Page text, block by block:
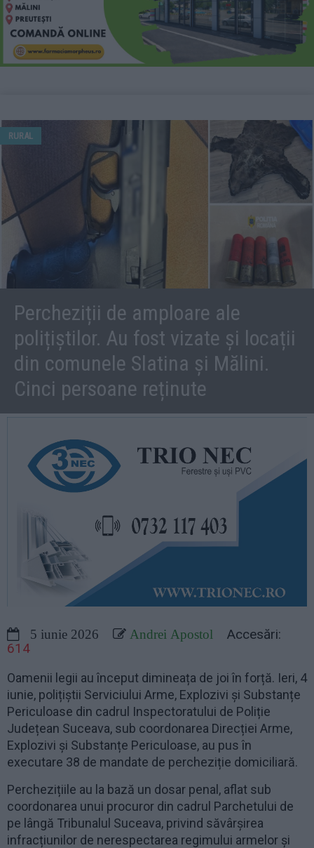
RURAL
Percheziții de amploare ale
polițiștilor. Au fost vizate și locații
din comunele Slatina și Mălini.
Cinci persoane reținute
5 iunie 2026 Andrei Apostol
Accesări:
614
Oamenii legii au început dimineața de joi în forță. Ieri, 4
iunie, polițiștii Serviciului Arme, Explozivi și Substanțe
Periculoase din cadrul Inspectoratului de Poliție
Județean Suceava, sub coordonarea Direcției Arme,
Explozivi și Substanțe Periculoase, au pus în
executare 38 de mandate de percheziție domiciliară.
Perchezițiile au la bază un dosar penal, aflat sub
coordonarea unui procuror din cadrul Parchetului de
pe lângă Tribunalul Suceava, privind săvârșirea
infracțiunilor de nerespectarea regimului armelor și